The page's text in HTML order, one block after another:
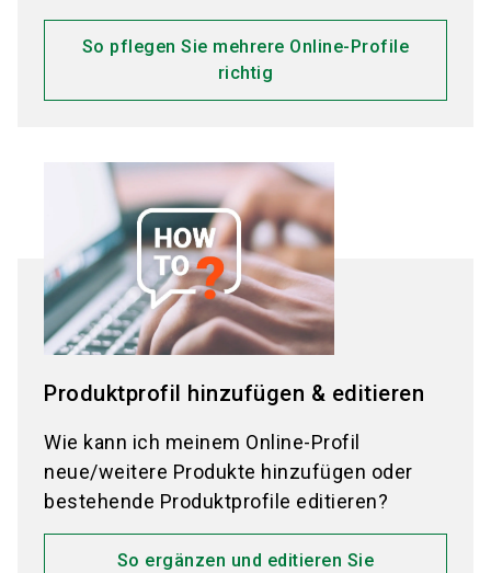
So pflegen Sie mehrere Online-Profile
richtig
Produktprofil hinzufügen & editieren
Wie kann ich meinem Online-Profil
neue/weitere Produkte hinzufügen oder
bestehende Produktprofile editieren?
So ergänzen und editieren Sie